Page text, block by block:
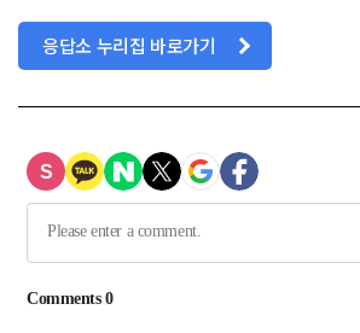
응답소 누리집 바로가기